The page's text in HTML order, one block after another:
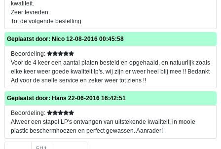
kwaliteit.
Zeer tevreden.
Tot de volgende bestelling.
Geplaatst door: Nico 12-08-2016 00:45:58
Beoordeling:
Voor de 4 keer een aantal platen besteld en opgehaald, en natuurlijk zoals
elke keer weer goede kwaliteit lp's. wij zijn er weer heel blij mee !! Bedankt
Ad voor de snelle service en zeker weer tot ziens !!
Geplaatst door: Hans 22-06-2016 16:42:51
Beoordeling:
Alweer een stapel LP's ontvangen van uitstekende kwaliteit, in mooie
plastic beschermhoezen en perfect gewassen. Aanrader!